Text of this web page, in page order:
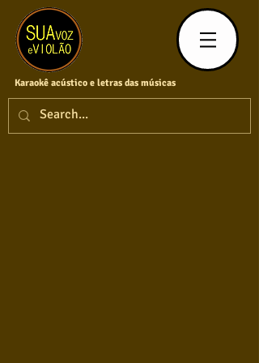
Karaokê acústico e letras das músicas